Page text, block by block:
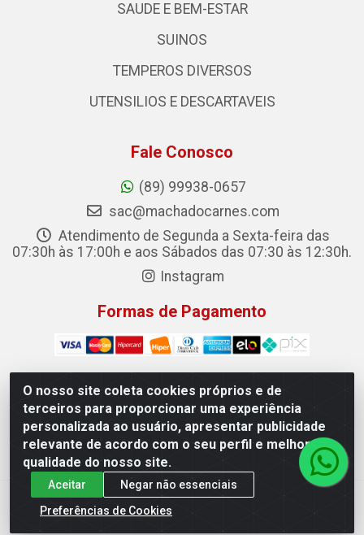
O nosso site coleta cookies próprios e de
terceiros para proporcionar uma experiência
personalizada ao usuário, apresentar publicidade
relevante de acordo com o seu perfil e melhorar a
qualidade do nosso site.
Aceitar
Negar não essenciais
Preferências de Cookies
SAUDE E BEM-ESTAR
SUINOS
TEMPEROS DIVERSOS
UTENSILIOS E DESCARTAVEIS
Fale Conosco
(89) 99938-0657
sac@machadocarnes.com
Atendimento de Segunda a Sexta-feira das
07:30h às 17:00h e aos Sábados das 07:30 às 12:30h.
Instagram
Formas de Pagamento
Machado Carnes Distribuidora de Alimentos LTDA -
Logradouro: Avenida Candido Aleixo, 148 - Centro - Oeiras/PI
- CEP 64.500-000 - 31.391.008/0001-50